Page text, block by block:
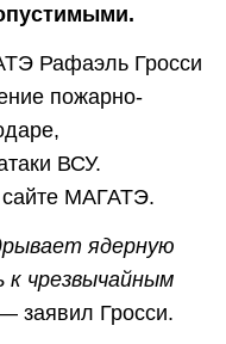
Рафаэль Гросси
пожарно-
ВСУ.
сайте МАГАТЭ.
ядерную
к чрезвычайным
заявил Гросси.